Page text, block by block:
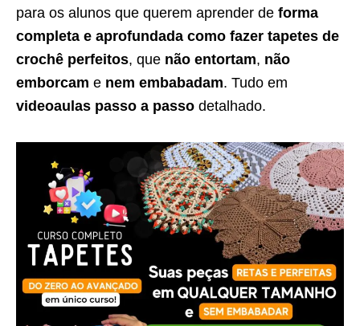
para os alunos que querem aprender de forma
completa e aprofundada como fazer tapetes de
crochê perfeitos, que não entortam, não
emborcam e nem embabadam. Tudo em
videoaulas passo a passo detalhado.